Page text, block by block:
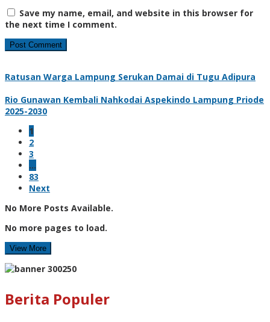
Save my name, email, and website in this browser for
the next time I comment.
Ratusan Warga Lampung Serukan Damai di Tugu Adipura
Rio Gunawan Kembali Nahkodai Aspekindo Lampung Priode
2025-2030
1
2
3
…
83
Next
No More Posts Available.
No more pages to load.
View More
Berita Populer